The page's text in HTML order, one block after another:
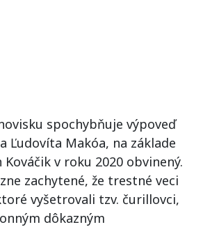
spochybňuje výpoveď
Ľudovíta Makóa, na základe
v roku 2020 obvinený.
zachytené, že trestné veci
vyšetrovali tzv. čurillovci,
dôkazným